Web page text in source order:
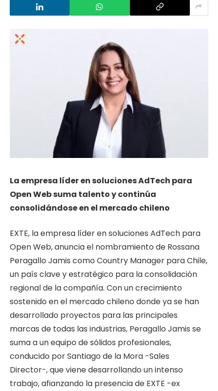
La empresa líder en soluciones AdTech para
Open Web suma talento y continúa
consolidándose en el mercado chileno
EXTE, la empresa líder en soluciones AdTech para
Open Web,anuncia el nombramiento de Rossana
Peragallo Jamis como Country Manager para Chile,
un país clave y estratégico para la consolidación
regional de la compañía. Con un crecimiento
sostenido en el mercado chileno donde ya se han
desarrollado proyectos para las principales
marcas de todas las industrias, Peragallo Jamis se
suma a un equipo de sólidos profesionales,
conducido porSantiago de la Mora -Sales
Director-, que viene desarrollando un intenso
trabajo, afianzando la presencia de EXTE -ex